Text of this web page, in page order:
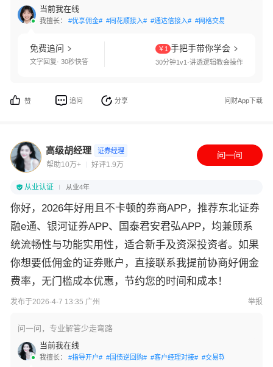
当前我在线
我擅长： #优享佣金# #同花顺接入# #通达信接入# #网格交易#
免费追问
文字回复· 30秒快答
￥1 手把手带你学会
30分钟1v1·讲透逻辑教会操作
赞 追问 分享 问财App下载
高级胡经理 证券经理
帮助10万+ 好评1.9万
从业认证 从业4年
你好，2026年好用且不卡顿的券商APP，推荐东北证券
融e通、银河证券APP、国泰君安君弘APP，均兼顾系
统流畅性与功能实用性，适合新手及资深投资者。如果
你想要低佣金的证券账户，直接联系我提前协商好佣金
费率，无门槛成本优惠，节约您的时间和成本！
发布于2026-4-7 13:35 广州 举报
问一问，专业解答少走弯路
当前我在线
我擅长： #指导开户# #国债逆回购# #客户经理对接# #交易软件指导#